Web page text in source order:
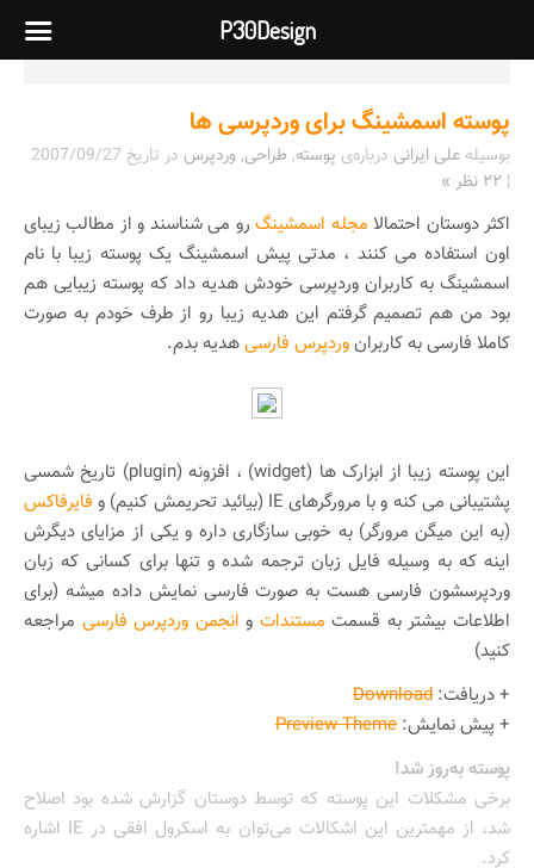
پوسته اسمشینگ برای وردپرسی ها
بوسیله علی ایرانی درباره‌ی پوسته, طراحی,وردپرس در تاریخ 2007/09/27
| ۲۲ نظر »
اکثر دوستان احتمالا مجله اسمشینگرو می شناسند و از مطالب زیبای
اون استفاده می کنند ، مدتی پیش اسمشینگ یک پوسته زیبا با نام
اسمشینگ به کاربران وردپرسی خودش هدیه داد که پوسته زیبایی هم
بود من هم تصمیم گرفتم این هدیه زیبا رو از طرف خودم به صورت
کاملا فارسی به کاربرانوردپرس فارسیهدیه بدم.
این پوسته زیبا از ابزارک ها (widget) ، افزونه (plugin) تاریخ شمسی
پشتیبانی می کنه و با مرورگرهای IE (بیائید تحریمش کنیم) و
فایرفاکس
(به این میگن مرورگر) به خوبی سازگاری داره و یکی از مزایای دیگرش
اینه که به وسیله فایل زبان ترجمه شده و تنها برای کسانی که زبان
وردپرسشون فارسی هست به صورت فارسی نمایش داده میشه (برای
اطلاعات بیشتر به قسمت مستندات و انجمن وردپرس فارسی مراجعه
کنید)
+ دریافت: Download
+ پیش نمایش: Preview Theme
پوسته به‌روز شد!
برخی مشکلات این پوسته که توسط دوستان گزارش شده بود اصلاح
شد، از مهمترین این اشکالات می‌توان به اسکرول افقی در IE اشاره
کرد.
P30Design